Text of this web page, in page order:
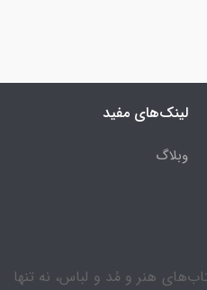
لینک‌های مفید
وبلاگ
هنر و مُد و لباس، نه تنها